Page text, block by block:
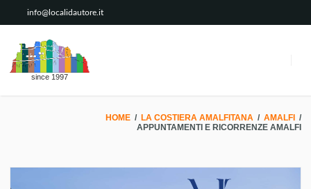
info@localidautore.it
since 1997
HOME / LA COSTIERA AMALFITANA / AMALFI /
APPUNTAMENTI E RICORRENZE AMALFI